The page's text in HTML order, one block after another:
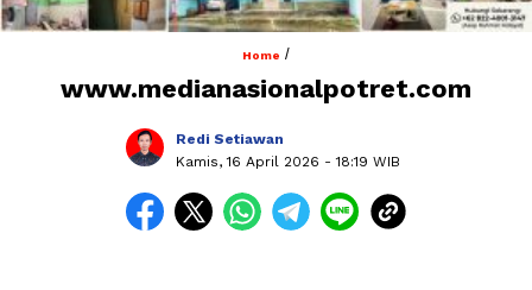
Home /
www.medianasionalpotret.com
Redi Setiawan
Kamis, 16 April 2026 - 18:19 WIB